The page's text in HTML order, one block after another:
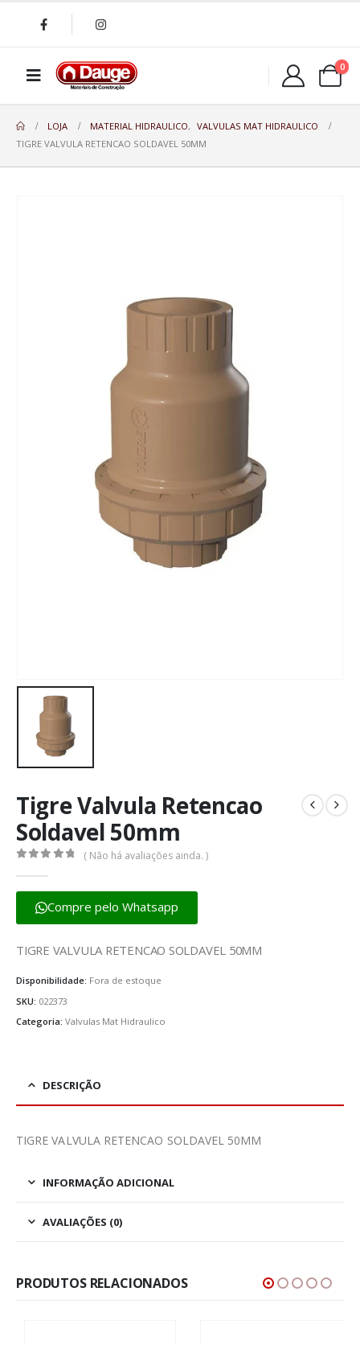
0
LOJA MATERIAL HIDRAULICO,
VALVULAS MAT HIDRAULICO
TIGRE VALVULA RETENCAO SOLDAVEL 50MM
Tigre Valvula Retencao
Soldavel 50mm
( Não há avaliações ainda. )
Compre pelo Whatsapp
TIGRE VALVULA RETENCAO SOLDAVEL 50MM
Disponibilidade: Fora de estoque
SKU: 022373
Categoria: Valvulas Mat Hidraulico
DESCRIÇÃO
TIGRE VALVULA RETENCAO SOLDAVEL 50MM
INFORMAÇÃO ADICIONAL
AVALIAÇÕES (0)
PRODUTOS RELACIONADOS